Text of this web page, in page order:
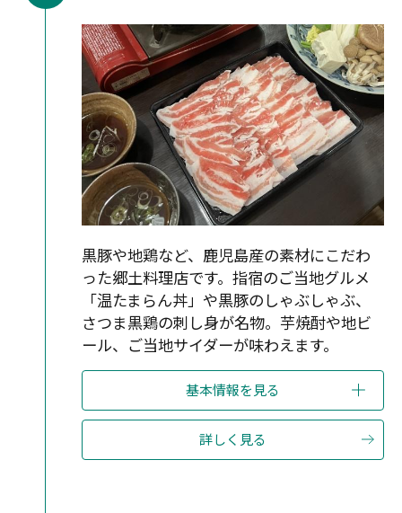
黒豚や地鶏など、鹿児島産の素材にこだわ
った郷土料理店です。指宿のご当地グルメ
「温たまらん丼」や黒豚のしゃぶしゃぶ、
さつま黒鶏の刺し身が名物。芋焼酎や地ビ
ール、ご当地サイダーが味わえます。
基本情報を見る
詳しく見る